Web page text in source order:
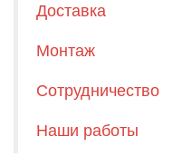
Доставка
Монтаж
Сотрудничество
Наши работы